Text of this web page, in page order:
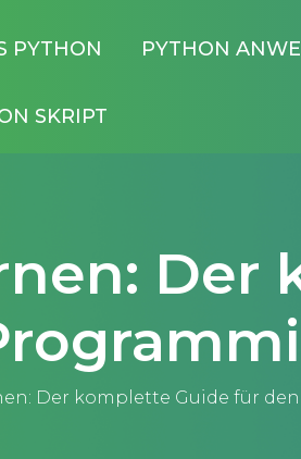
PYTHON PYTHON
SKRIPT
Der
Der komplette Guide für